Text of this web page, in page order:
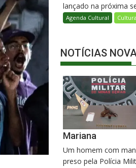
lançado na próxima
Agenda Cultural Cultura
NOTÍCIAS
Mariana
Um homem com
preso pela Polícia